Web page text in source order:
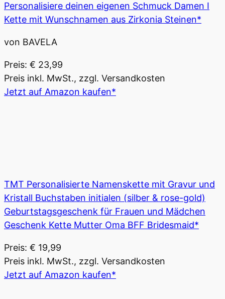
Personalisiere deinen eigenen Schmuck Damen I
Kette mit Wunschnamen aus Zirkonia Steinen*
von BAVELA
Preis: € 23,99
Preis inkl. MwSt., zzgl. Versandkosten
Jetzt auf Amazon kaufen*
TMT Personalisierte Namenskette mit Gravur und
Kristall Buchstaben initialen (silber & rose-gold)
Geburtstagsgeschenk für Frauen und Mädchen
Geschenk Kette Mutter Oma BFF Bridesmaid*
Preis: € 19,99
Preis inkl. MwSt., zzgl. Versandkosten
Jetzt auf Amazon kaufen*